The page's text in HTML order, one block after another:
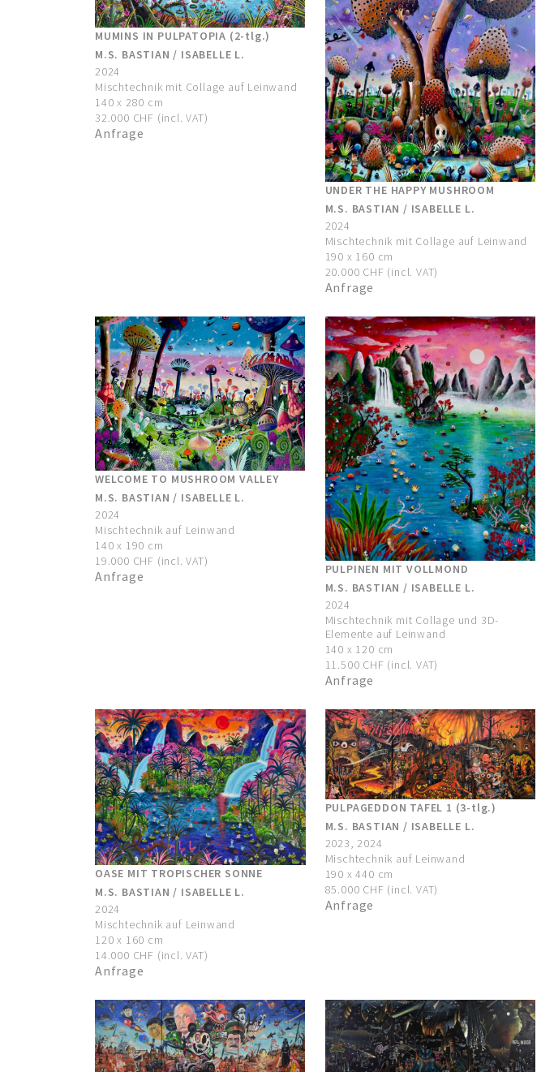
MUMINS IN PULPATOPIA (2-tlg.)
M.S. BASTIAN / ISABELLE L.
2024
Mischtechnik mit Collage auf Leinwand
140 x 280 cm
32.000 CHF (incl. VAT)
Anfrage
UNDER THE HAPPY MUSHROOM
M.S. BASTIAN / ISABELLE L.
2024
Mischtechnik mit Collage auf Leinwand
190 x 160 cm
20.000 CHF (incl. VAT)
Anfrage
WELCOME TO MUSHROOM VALLEY
M.S. BASTIAN / ISABELLE L.
2024
Mischtechnik auf Leinwand
140 x 190 cm
19.000 CHF (incl. VAT)
Anfrage
PULPINEN MIT VOLLMOND
M.S. BASTIAN / ISABELLE L.
2024
Mischtechnik mit Collage und 3D-
Elemente auf Leinwand
140 x 120 cm
11.500 CHF (incl. VAT)
Anfrage
OASE MIT TROPISCHER SONNE
M.S. BASTIAN / ISABELLE L.
2024
Mischtechnik auf Leinwand
120 x 160 cm
14.000 CHF (incl. VAT)
Anfrage
PULPAGEDDON TAFEL 1 (3-tlg.)
M.S. BASTIAN / ISABELLE L.
2023, 2024
Mischtechnik auf Leinwand
190 x 440 cm
85.000 CHF (incl. VAT)
Anfrage